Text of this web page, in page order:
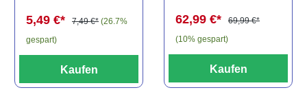
5,49 €* 7,49 €* (26.7%
gespart)
Kaufen
62,99 €*
69,99 €*
(10% gespart)
Kaufen